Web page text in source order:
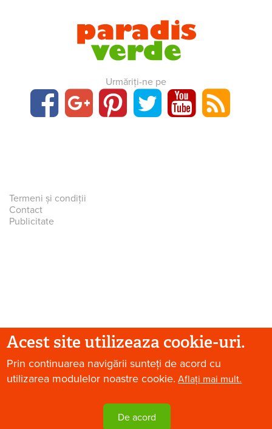
Urmăriți-ne pe
Termeni și condiții
Contact
Publicitate
© 2026 Paradis Verde. Toate drepturile rezervate.
Acest site utilizeaza cookie-uri.
Prin continuarea navigării sunteți de acord cu
utilizarea modulelor noastre cookie. Aflați mai mult.
De acord